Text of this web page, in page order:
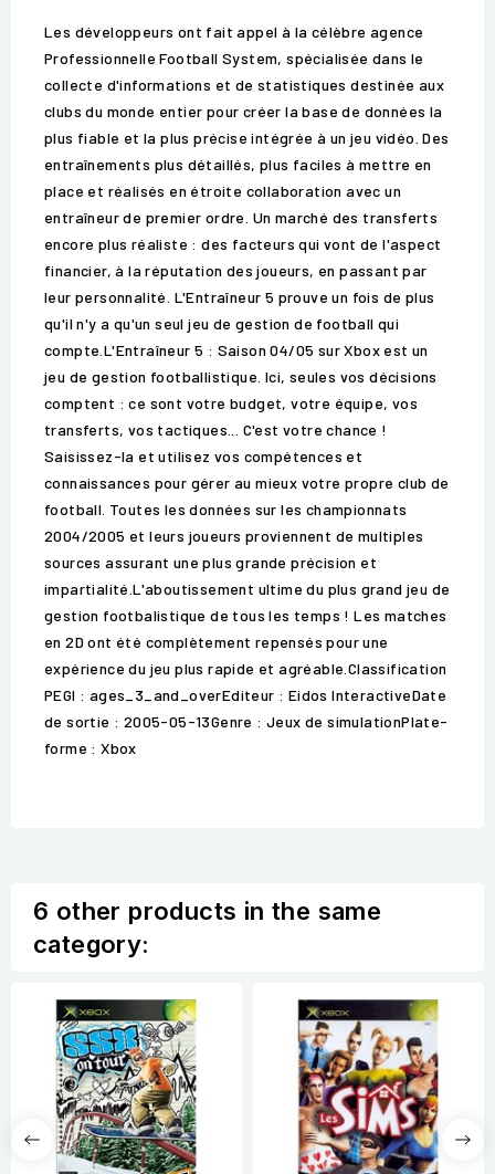
Les développeurs ont fait appel à la célèbre agence
Professionnelle Football System, spécialisée dans le
collecte d'informations et de statistiques destinée aux
clubs du monde entier pour créer la base de données la
plus fiable et la plus précise intégrée à un jeu vidéo. Des
entraînements plus détaillés, plus faciles à mettre en
place et réalisés en étroite collaboration avec un
entraîneur de premier ordre. Un marché des transferts
encore plus réaliste : des facteurs qui vont de l'aspect
financier, à la réputation des joueurs, en passant par
leur personnalité. L'Entraîneur 5 prouve un fois de plus
qu'il n'y a qu'un seul jeu de gestion de football qui
compte.L'Entraîneur 5 : Saison 04/05 sur Xbox est un
jeu de gestion footballistique. Ici, seules vos décisions
comptent : ce sont votre budget, votre équipe, vos
transferts, vos tactiques... C'est votre chance !
Saisissez-la et utilisez vos compétences et
connaissances pour gérer au mieux votre propre club de
football. Toutes les données sur les championnats
2004/2005 et leurs joueurs proviennent de multiples
sources assurant une plus grande précision et
impartialité.L'aboutissement ultime du plus grand jeu de
gestion footbalistique de tous les temps ! Les matches
en 2D ont été complètement repensés pour une
expérience du jeu plus rapide et agréable.Classification
PEGI : ages_3_and_overEditeur : Eidos InteractiveDate
de sortie : 2005-05-13Genre : Jeux de simulationPlate-
forme : Xbox
6 other products in the same
category: